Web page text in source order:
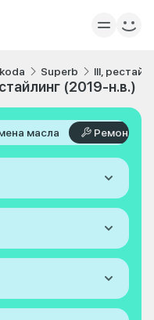
Superb III,
(2019-н.в.)
масла Ремонт